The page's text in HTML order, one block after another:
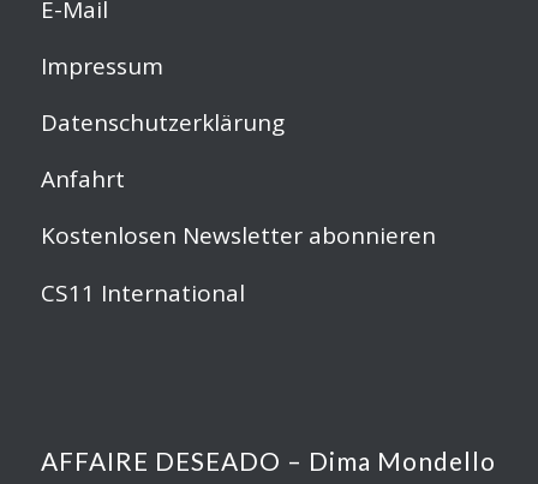
E-Mail
Impressum
Datenschutzerklärung
Anfahrt
Kostenlosen Newsletter abonnieren
CS11 International
AFFAIRE DESEADO – Dima Mondello